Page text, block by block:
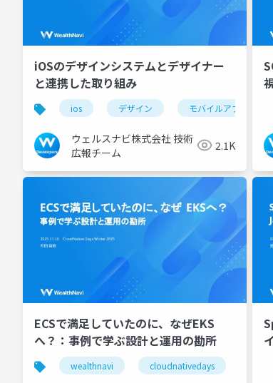
iOSのデザインシステムとデザイナー
と連携した取り組み
ios デザイン モバイルアプリ
ウェルスナビ株式会社 技術
広報チーム
2.1K
ECSで満足していたのに、なぜEKS
へ？：事例で学ぶ設計と運用の勘所
wealthnavi cloudnativedays